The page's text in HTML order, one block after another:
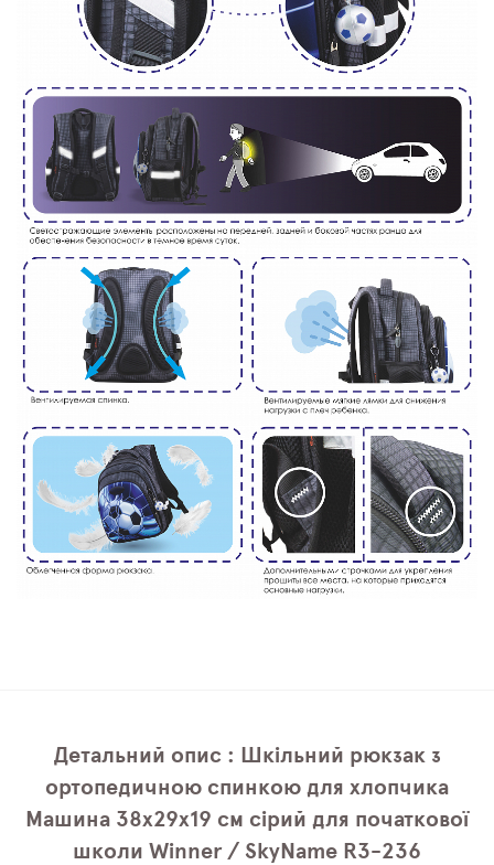
Детальний опис : Шкільний рюкзак з
ортопедичною спинкою для хлопчика
Машина 38х29х19 см сірий для початкової
школи Winner / SkyName R3-236